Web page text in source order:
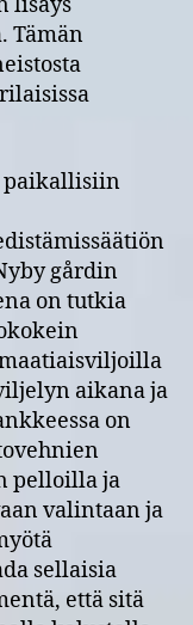
Tämän
paikallisiin
gårdin
on tutkia
aikana ja
on
pelloilla ja
valintaan ja
sellaisia
että sitä